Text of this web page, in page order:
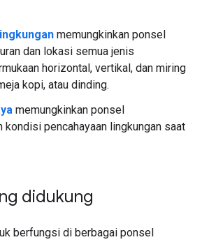
memungkinkan ponsel
dan lokasi semua jenis
horizontal, vertikal, dan miring
kopi, atau dinding.
memungkinkan ponsel
kondisi pencahayaan lingkungan saat
didukung
berfungsi di berbagai ponsel